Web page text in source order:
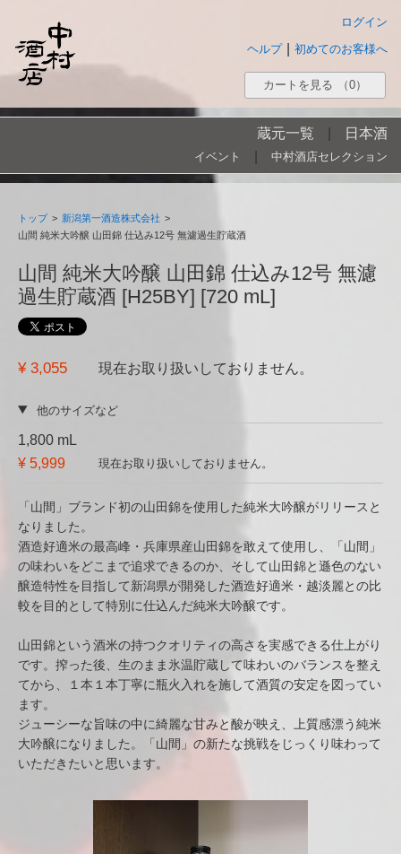
ログイン
初めてのお客様へ
ヘルプ
カートを見る （0）
蔵元一覧 日本酒
イベント 中村酒店セレクション
トップ > 新潟第一酒造株式会社 >
山間 純米大吟醸 山田錦 仕込み12号 無濾過生貯蔵酒
山間 純米大吟醸 山田錦 仕込み12号 無濾
過生貯蔵酒 [H25BY] [720 mL]
¥ 3,055 現在お取り扱いしておりません。
他のサイズなど
1,800 mL
¥ 5,999
現在お取り扱いしておりません。
「山間」ブランド初の山田錦を使用した純米大吟醸がリリースと
なりました。
酒造好適米の最高峰・兵庫県産山田錦を敢えて使用し、「山間」
の味わいをどこまで追求できるのか、そして山田錦と遜色のない
醸造特性を目指して新潟県が開発した酒造好適米・越淡麗との比
較を目的として特別に仕込んだ純米大吟醸です。
山田錦という酒米の持つクオリティの高さを実感できる仕上がり
です。搾った後、生のまま氷温貯蔵して味わいのバランスを整え
てから、１本１本丁寧に瓶火入れを施して酒質の安定を図ってい
ます。
ジューシーな旨味の中に綺麗な甘みと酸が映え、上質感漂う純米
大吟醸になりました。「山間」の新たな挑戦をじっくり味わって
いただきたいと思います。